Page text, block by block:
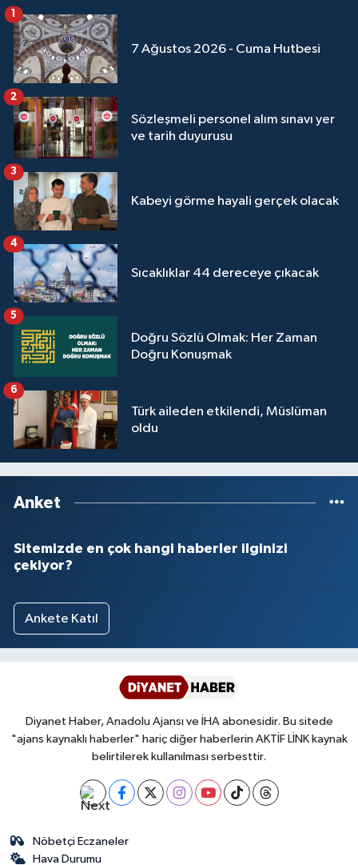
7 Ağustos 2026 - Cuma Hutbesi
1
Sözleşmeli personel alım sınavı yer
ve tarih duyurusu
2
Kabeyi görme hayali gerçek olacak
3
Sıcaklıklar 44 dereceye çıkacak
4
Doğru Sözlü Olmak: Her Zaman
Doğru Konuşmak
5
Türk aileden etkilendi, Müslüman
oldu
6
Anket
Sitemizde en çok hangi haberler ilginizi
çekiyor?
Ankete Katıl
Diyanet Haber, Anadolu Ajansı ve İHA abonesidir. Bu sitede
"ajans kaynaklı haberler" hariç diğer haberlerin AKTİF LİNK kaynak
belirtilerek kullanılması serbesttir.
Nöbetçi Eczaneler
Hava Durumu